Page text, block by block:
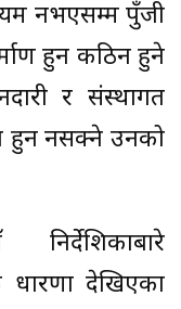
नभएसम्म पुँजी
हुन कठिन हुने
र संस्थागत
हुन नसक्ने उनको
धारणा देखिएका